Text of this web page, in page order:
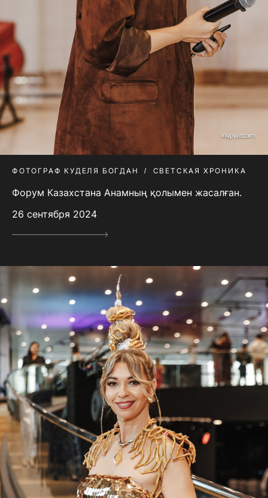
ФОТОГРАФ КУДЕЛЯ БОГДАН СВЕТСКАЯ ХРОНИКА
Форум Казахстана Анамның қолымен жасалған.
26 сентября 2024